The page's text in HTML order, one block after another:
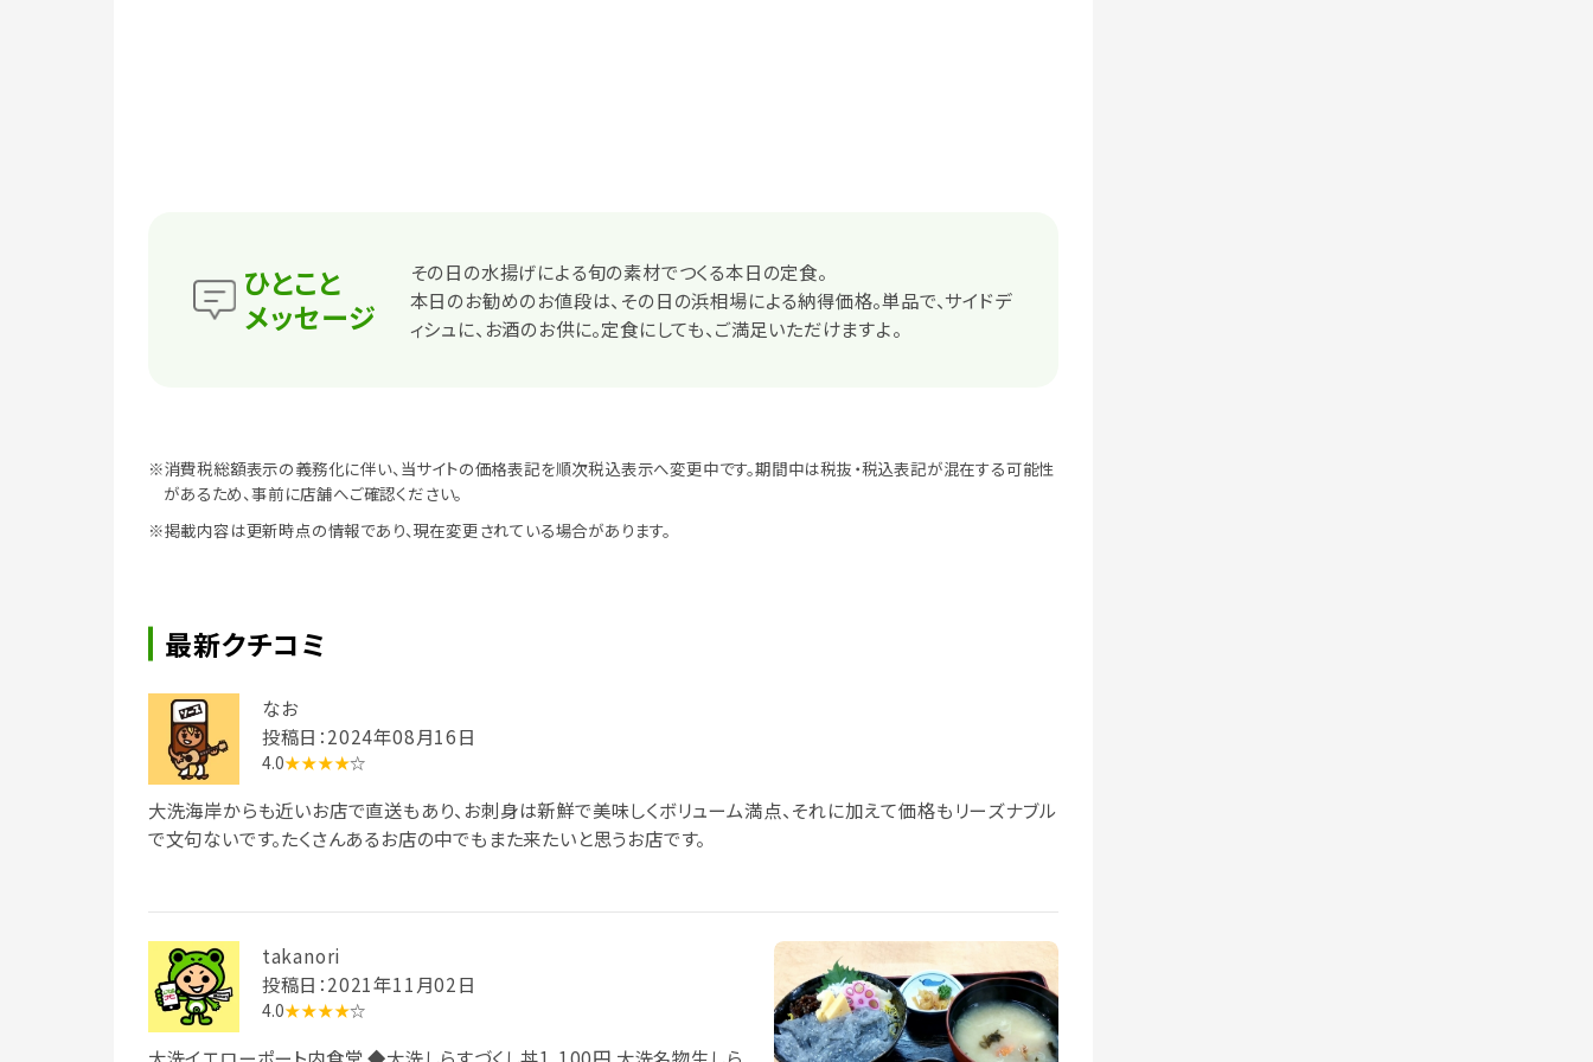
ひとこと
メッセージ
その日の水揚げによる旬の素材でつくる本日の定食。
本日のお勧めのお値段は、その日の浜相場による納得価格。単品で、サイドデ
ィシュに、お酒のお供に。定食にしても、ご満足いただけますよ。
※消費税総額表示の義務化に伴い、当サイトの価格表記を順次税込表示へ変更中です。期間中は税抜・税込表記が混在する可能性
があるため、事前に店舗へご確認ください。
※掲載内容は更新時点の情報であり、現在変更されている場合があります。
最新クチコミ
なお
投稿日：2024年08月16日
4.0★★★★☆
大洗海岸からも近いお店で直送もあり、お刺身は新鮮で美味しくボリューム満点、それに加えて価格もリーズナブル
で文句ないです。たくさんあるお店の中でもまた来たいと思うお店です。
takanori
投稿日：2021年11月02日
4.0★★★★☆